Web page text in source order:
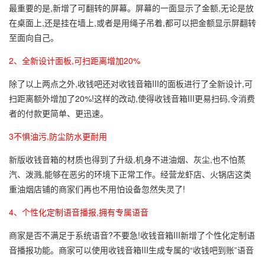
最重要的是,新增了可翻转的屏幕。屏幕的一面显示了金额,无论是放
在桌面上,还是挂在墙上,或者是用绳子吊着,都可以把金额显示屏翻转
至面向自己。
2、全新设计面板,可扫距离增加20%
除了以上两点之外,收钱吧还对收钱音箱III的面板进行了全新设计,可
扫距离额外增加了20%!这样的改动,使得收钱音箱III更易扫码,令消费
者的付款更简单、更迅速。
3不惧油污,防尘防水更耐用
新版收钱音箱的材质也得到了升级,机身不进油烟、灰尘,也不怕蒸
汽、泼溅,能够在恶劣的环境下正常工作。经营龙虾店、火锅店这类
重油烟店铺的商家们再也不用怕设备忽然失灵了!
4、个性化定制语音播报,拥有专属语音
商家是否不满足于系统语音?不要急!收钱音箱III新增了个性化定制语
音播报功能。商家可以使用收钱音箱III生成专属的“收钱吧到账”语音